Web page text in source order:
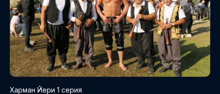
Харман Йери 1 серия